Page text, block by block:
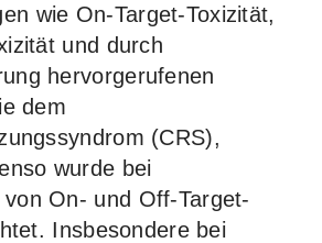
wie On-Target-Toxizität,
und durch
hervorgerufenen
dem
(CRS),
wurde bei
On- und Off-Target-
Insbesondere bei